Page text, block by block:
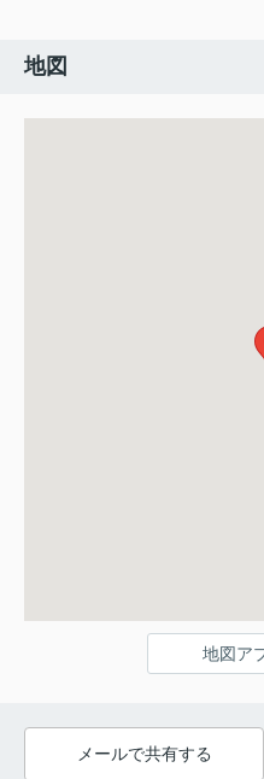
地図
地図ア
メールで共有する